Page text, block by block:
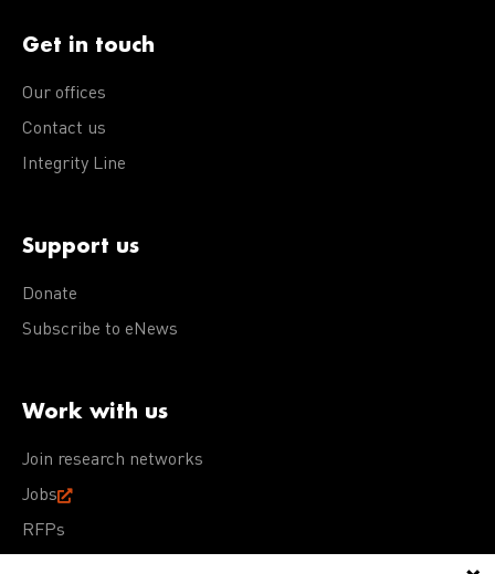
Get in touch
Our offices
Contact us
Integrity Line
Support us
Donate
Subscribe to eNews
Work with us
Join research networks
Jobs
RFPs